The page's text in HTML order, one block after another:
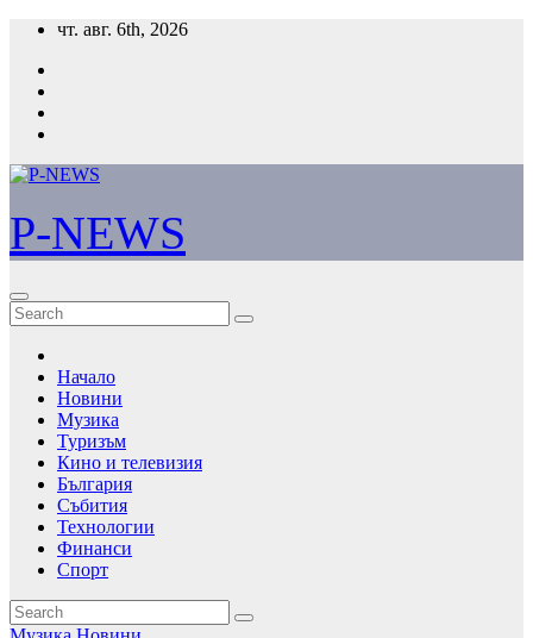
Skip
content
чт. авг. 6th, 2026
P-NEWS
Начало
Новини
Музика
Туризъм
Кино и телевизия
България
Събития
Технологии
Финанси
Спорт